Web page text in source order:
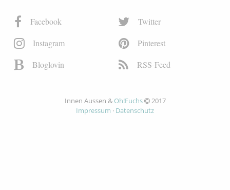
Facebook
Twitter
Instagram
Pinterest
Bloglovin
RSS-Feed
Innen Aussen & Oh!Fuchs
2017
Impressum · Datenschutz